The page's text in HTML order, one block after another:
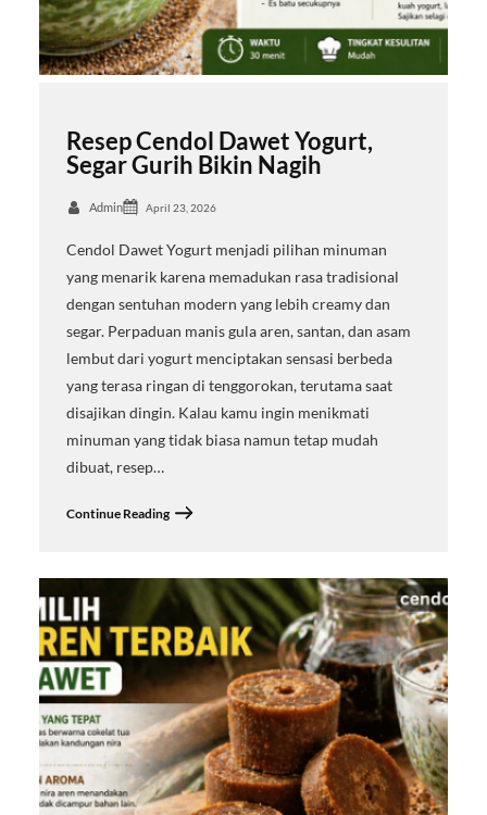
Resep Cendol Dawet Yogurt,
Segar Gurih Bikin Nagih
Admin April 23, 2026
Cendol Dawet Yogurt menjadi pilihan minuman
yang menarik karena memadukan rasa tradisional
dengan sentuhan modern yang lebih creamy dan
segar. Perpaduan manis gula aren, santan, dan asam
lembut dari yogurt menciptakan sensasi berbeda
yang terasa ringan di tenggorokan, terutama saat
disajikan dingin. Kalau kamu ingin menikmati
minuman yang tidak biasa namun tetap mudah
dibuat, resep…
Continue Reading